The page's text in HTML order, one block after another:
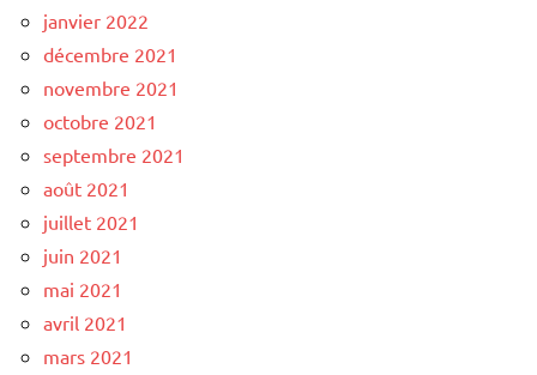
janvier 2022
décembre 2021
novembre 2021
octobre 2021
septembre 2021
août 2021
juillet 2021
juin 2021
mai 2021
avril 2021
mars 2021